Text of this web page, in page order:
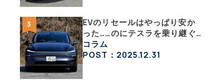
EVのリセールはやっぱり安か
った……のにテスラを乗り継ぐ
ってどういうこと？ 【テスラ
沼にはまった大学教授のEV生
コラム
POST：2025.12.31